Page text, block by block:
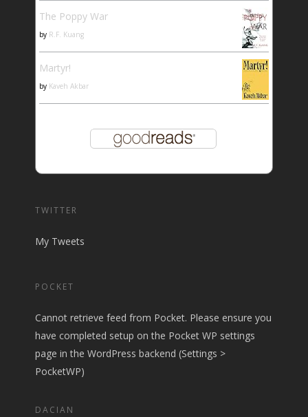
The Poppy War
by R.F. Kuang
Martyr!
by Kaveh Akbar
TWITTER
My Tweets
POCKET
Cannot retrieve feed from Pocket. Please ensure you
have completed setup on the Pocket WP settings
page in the WordPress backend (Settings >
PocketWP)
DACIAN